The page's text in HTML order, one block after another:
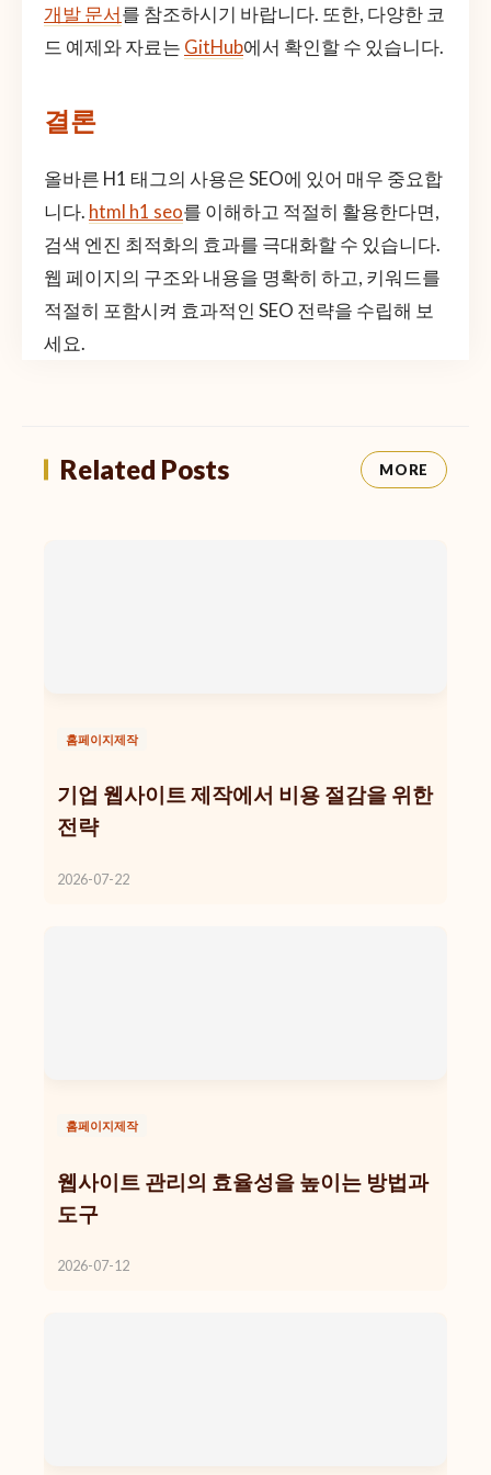
개발 문서를 참조하시기 바랍니다. 또한, 다양한 코
드 예제와 자료는 GitHub에서 확인할 수 있습니다.
결론
올바른 H1 태그의 사용은 SEO에 있어 매우 중요합
니다. html h1 seo를 이해하고 적절히 활용한다면,
검색 엔진 최적화의 효과를 극대화할 수 있습니다.
웹 페이지의 구조와 내용을 명확히 하고, 키워드를
적절히 포함시켜 효과적인 SEO 전략을 수립해 보
세요.
Related Posts MORE
홈페이지제작
기업 웹사이트 제작에서 비용 절감을 위한
전략
2026-07-22
홈페이지제작
웹사이트 관리의 효율성을 높이는 방법과
도구
2026-07-12